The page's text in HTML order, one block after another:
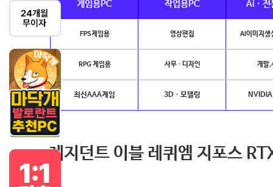
게임용PC 작업용PC Ai · 전
FPS게임용 영상편집 AI이미지생
RPG 게임용 사무 · 디자인 개발.
최신AAA게임 3D · 모델링
레지던트 이블 레퀴엠 지포스